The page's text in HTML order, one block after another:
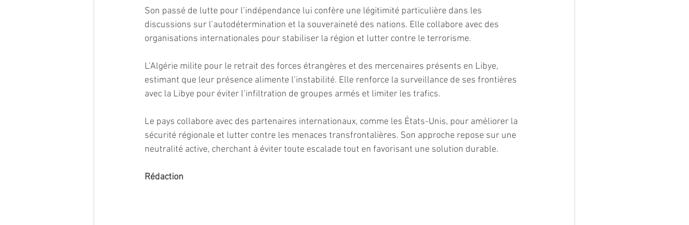
Son passé de lutte pour l’indépendance lui confère une légitimité particulière dans les
discussions sur l’autodétermination et la souveraineté des nations. Elle collabore avec des
organisations internationales pour stabiliser la région et lutter contre le terrorisme.
L’Algérie milite pour le retrait des forces étrangères et des mercenaires présents en Libye,
estimant que leur présence alimente l’instabilité. Elle renforce la surveillance de ses frontières
avec la Libye pour éviter l’infiltration de groupes armés et limiter les trafics.
Le pays collabore avec des partenaires internationaux, comme les États-Unis, pour améliorer la
sécurité régionale et lutter contre les menaces transfrontalières. Son approche repose sur une
neutralité active, cherchant à éviter toute escalade tout en favorisant une solution durable.
Rédaction